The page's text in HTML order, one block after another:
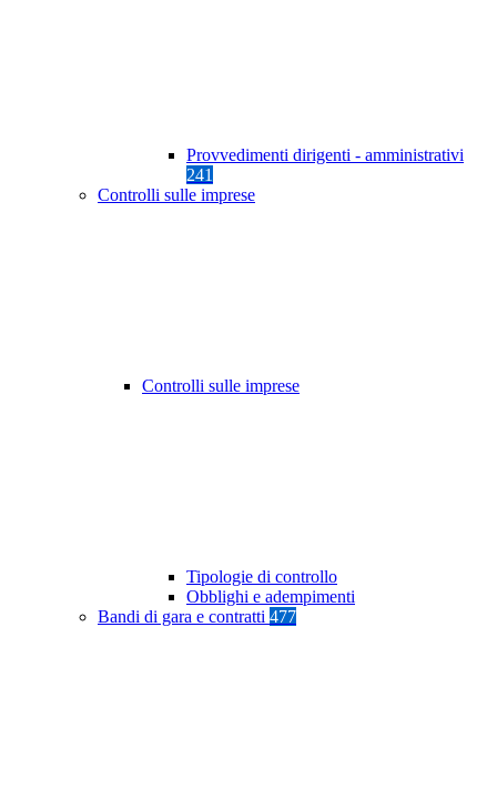
Provvedimenti dirigenti - amministrativi
241
Controlli sulle imprese
Controlli sulle imprese
Tipologie di controllo
Obblighi e adempimenti
Bandi di gara e contratti 477